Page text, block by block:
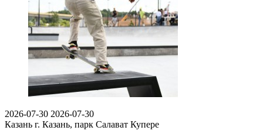
2026-07-30 2026-07-30
Казань г. Казань, парк Салават Купере